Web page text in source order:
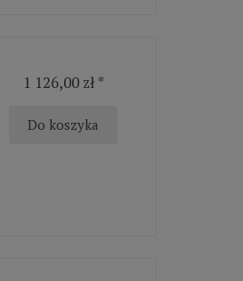
1 126,00 zł *
Do koszyka